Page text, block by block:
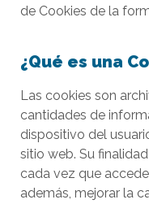
de Cookies de la
¿Qué es una
Las cookies son
cantidades de
dispositivo del
sitio web. Su
cada vez que
además, mejorar la